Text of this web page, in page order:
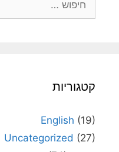
קטגוריות
English (19)
Uncategorized (27)